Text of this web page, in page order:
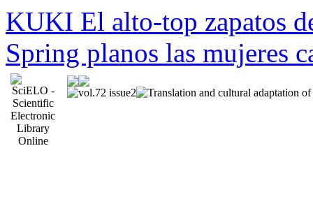
KUKI El alto-top zapatos
Spring planos las mujeres